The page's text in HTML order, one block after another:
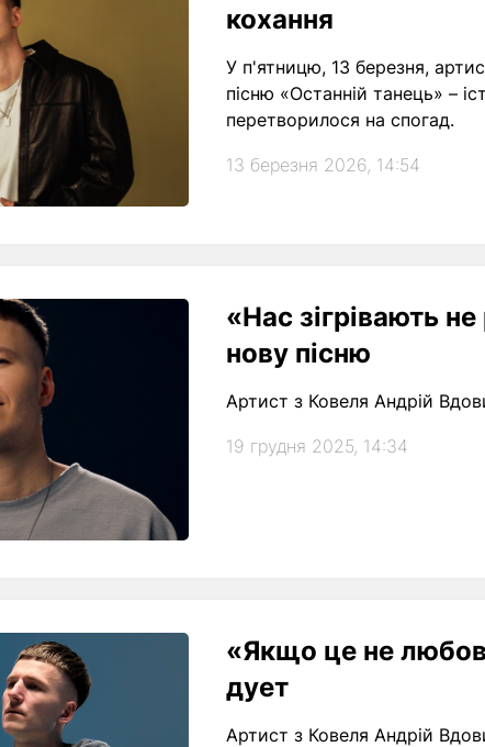
кохання
У п'ятницю, 13 березня,
пісню «Останній танець» –
перетворилося на спогад.
13 березня 2026, 14:54
«Нас зігрівають
нову пісню
Артист з Ковеля Андрій
19 грудня 2025, 14:34
«Якщо це не
дует
Артист з Ковеля Андрій